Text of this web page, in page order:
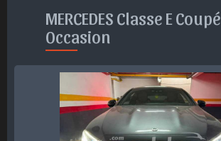
MERCEDES Classe E Coupé
Occasion